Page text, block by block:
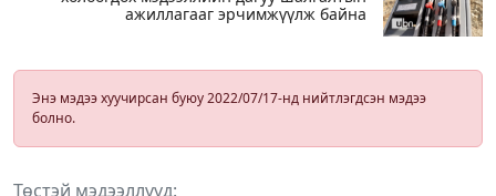
ажиллагааг эрчимжүүлж байна
Энэ мэдээ хуучирсан буюу 2022/07/17-нд нийтлэгдсэн мэдээ
болно.
Төстэй мэдээллүүд: